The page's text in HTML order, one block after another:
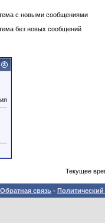
с новыми сообщениями
без новых сообщений
Текущее
Обратная связь -